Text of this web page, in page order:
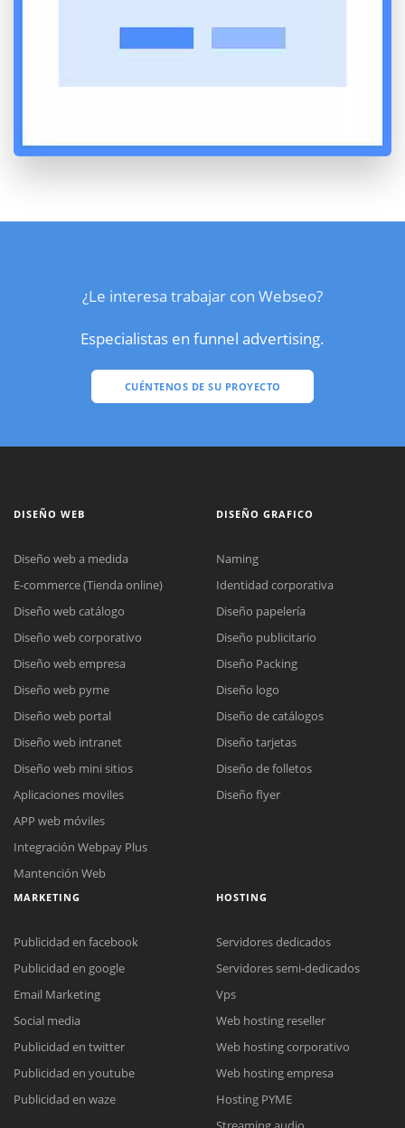
¿Le interesa trabajar con Webseo?
Especialistas en funnel advertising.
CUÉNTENOS DE SU PROYECTO
Reunión online
Nuestros ejecutivos le enviarán un correo electrónico con el enlace a
Meet para la reunión online.
Cotización
Complete el formulario y nos contactaremos a la brevedad.
Chat Online
Todos nuestros ejecutivos están fuera de línea. Complete el formulario
para enviarnos un correo electrónico con sus datos personales.
DISEÑO WEB
Diseño web a medida
E-commerce (Tienda online)
Diseño web catálogo
Diseño web corporativo
Diseño web empresa
Diseño web pyme
Diseño web portal
Diseño web intranet
Diseño web mini sitios
Aplicaciones moviles
APP web móviles
Integración Webpay Plus
Mantención Web
DISEÑO GRAFICO
Naming
Identidad corporativa
Diseño papelería
Diseño publicitario
Diseño Packing
Diseño logo
Diseño de catálogos
Diseño tarjetas
Diseño de folletos
Diseño flyer
MARKETING
Publicidad en facebook
Publicidad en google
Email Marketing
Social media
Publicidad en twitter
Publicidad en youtube
Publicidad en waze
HOSTING
Servidores dedicados
Servidores semi-dedicados
Vps
Web hosting reseller
Web hosting corporativo
Web hosting empresa
Hosting PYME